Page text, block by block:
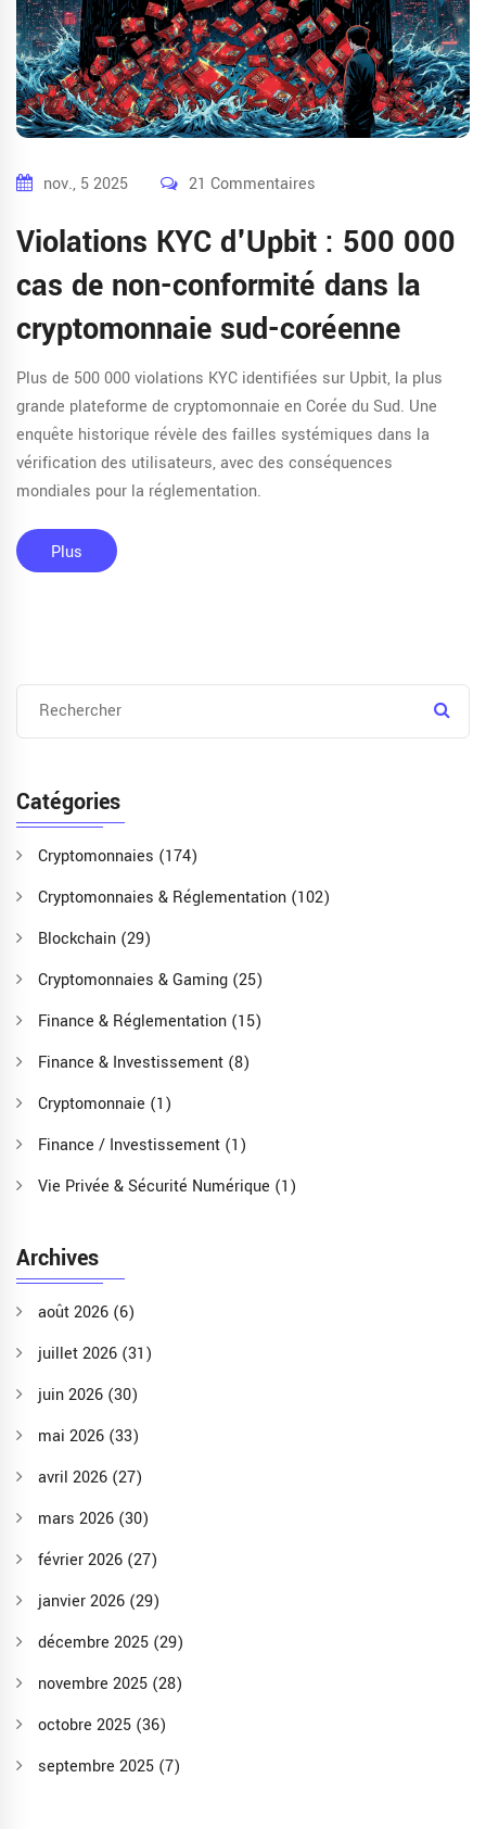
nov., 5 2025 21 Commentaires
Violations KYC d'Upbit : 500 000
cas de non-conformité dans la
cryptomonnaie sud-coréenne
Plus de 500 000 violations KYC identifiées sur Upbit, la plus
grande plateforme de cryptomonnaie en Corée du Sud. Une
enquête historique révèle des failles systémiques dans la
vérification des utilisateurs, avec des conséquences
mondiales pour la réglementation.
Plus
Catégories
Cryptomonnaies (174)
Cryptomonnaies & Réglementation (102)
Blockchain (29)
Cryptomonnaies & Gaming (25)
Finance & Réglementation (15)
Finance & Investissement (8)
Cryptomonnaie (1)
Finance / Investissement (1)
Vie Privée & Sécurité Numérique (1)
Archives
août 2026 (6)
juillet 2026 (31)
juin 2026 (30)
mai 2026 (33)
avril 2026 (27)
mars 2026 (30)
février 2026 (27)
janvier 2026 (29)
décembre 2025 (29)
novembre 2025 (28)
octobre 2025 (36)
septembre 2025 (7)